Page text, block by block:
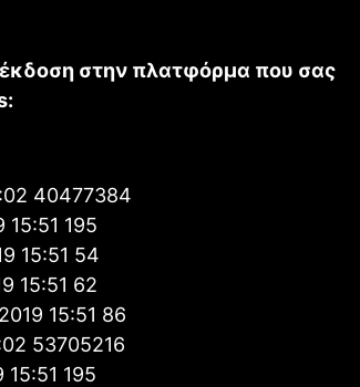
στην πλατφόρμα που σας
40477384
15:51 195
15:51 54
15:51 62
15:51 86
53705216
15:51 195